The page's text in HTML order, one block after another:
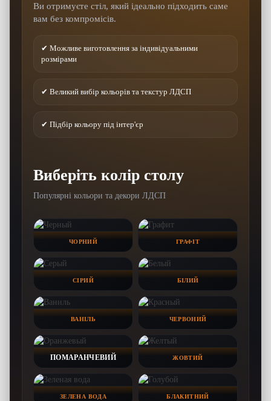
Ви отримуєте стіл, який ідеально підходить саме
вам без компромісів.
✔ Можливе виготовлення за індивідуальними
розмірами
✔ Великий вибір кольорів та текстур ЛДСП
✔ Підбір кольору під інтер'єр
Виберіть колір столу
Популярні кольори та декори ЛДСП
ЧОРНИЙ ГРАФІТ
СІРИЙ БІЛИЙ
ВАНІЛЬ ЧЕРВОНИЙ
ПОМАРАНЧЕВИЙ ЖОВТИЙ
ЗЕЛЕНА ВОДА БЛАКИТНИЙ